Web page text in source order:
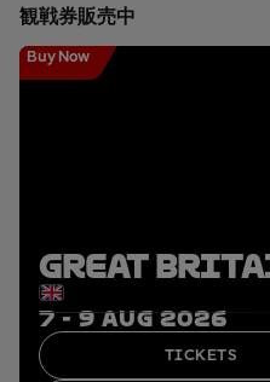
観戦券販売中
Buy Now
GREAT
7 - 9 AUG 2026
TICKETS